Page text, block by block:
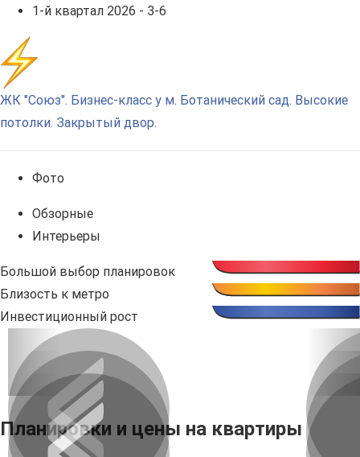
1-й квартал 2026 - 3-6
ЖК "Союз". Бизнес-класс у м. Ботанический сад. Высокие
потолки. Закрытый двор.
Фото
Обзорные
Интерьеры
Большой выбор планировок
Близость к метро
Инвестиционный рост
жк Союз. вид сверху
жк Союз. отделка
Планировки и цены на квартиры